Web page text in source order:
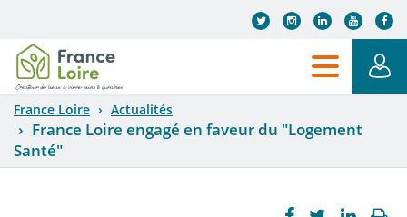
France Loire Actualités
France Loire engagé en faveur du "Logement
Santé"